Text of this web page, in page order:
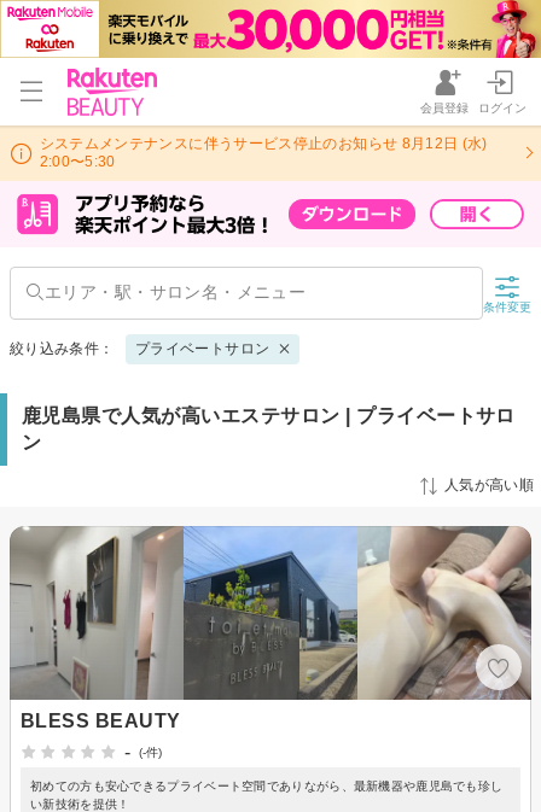
会員登録 ログイン
システムメンテナンスに伴うサービス停止のお知らせ 8月12日 (水)
2:00〜5:30
条件変更
絞り込み条件： プライベートサロン
鹿児島県で人気が高いエステサロン | プライベートサロ
ン
人気が高い順
BLESS BEAUTY
-
(-件)
初めての方も安心できるプライベート空間でありながら、最新機器や鹿児島でも珍し
い新技術を提供！